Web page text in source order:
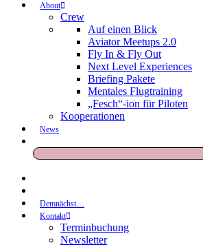
About
Crew
Auf einen Blick
Aviator Meetups 2.0
Fly In & Fly Out
Next Level Experiences
Briefing Pakete
Mentales Flugtraining
„Fesch“-ion für Piloten
Kooperationen
News
Demnächst…
Kontakt
Terminbuchung
Newsletter